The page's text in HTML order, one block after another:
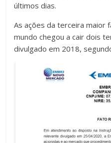
últimos dias.
As ações da terceira maior
mundo chegou a cair dois
divulgado em 2018,